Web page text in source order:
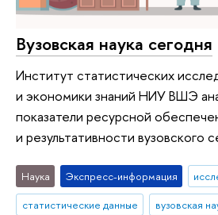
Вузовская наука сегодня
Институт статистических
и экономики знаний НИУ ВШЭ
показатели ресурсной
и результативности вузовского
Наука Экспресс-информация
статистические данные
вузовская